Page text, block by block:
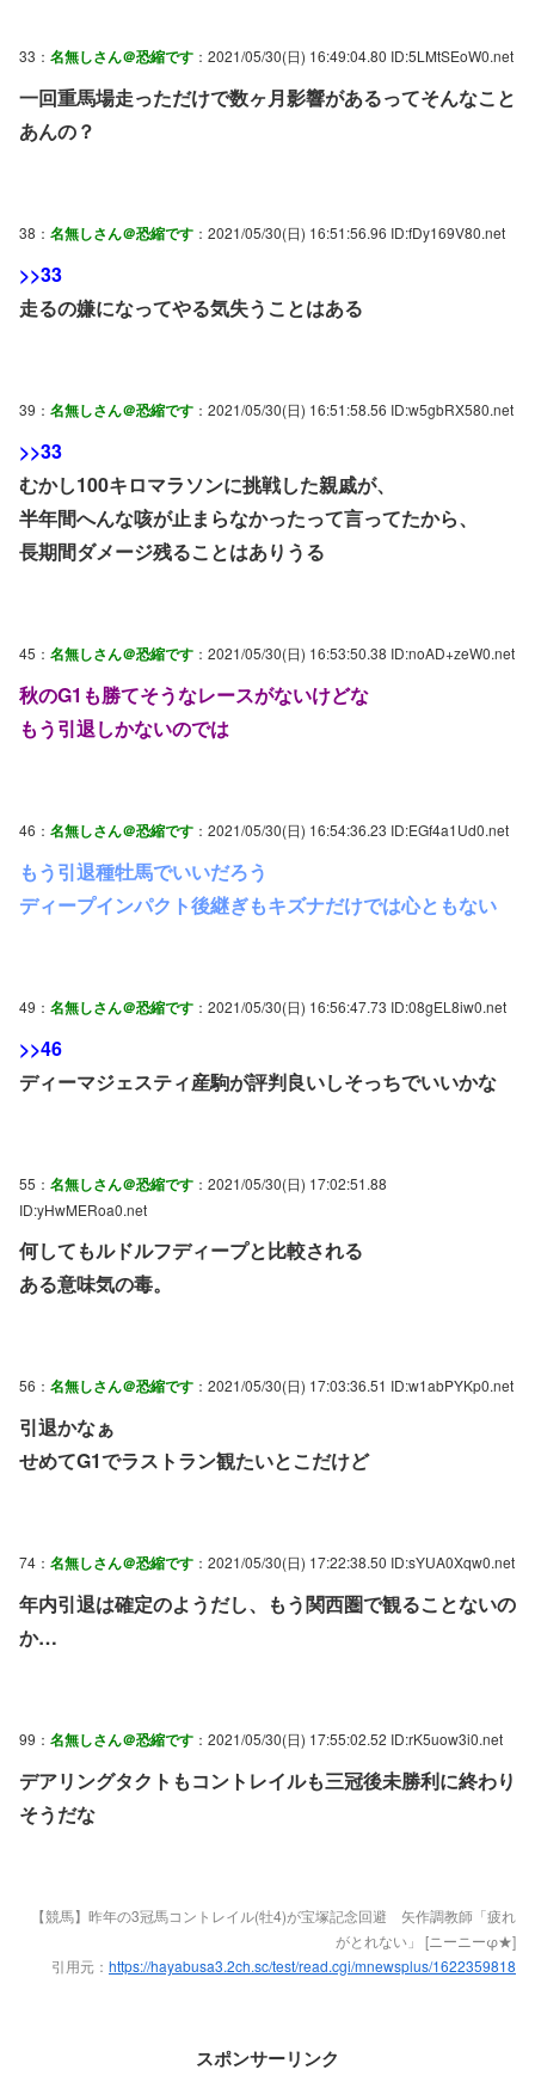
33： 名無しさん＠恐縮です ：2021/05/30(日) 16:49:04.80 ID:5LMtSEoW0.net
一回重馬場走っただけで数ヶ月影響があるってそんなこと
あんの？
38： 名無しさん＠恐縮です ：2021/05/30(日) 16:51:56.96 ID:fDy169V80.net
>>33
走るの嫌になってやる気失うことはある
39： 名無しさん＠恐縮です ：2021/05/30(日) 16:51:58.56 ID:w5gbRX580.net
>>33
むかし100キロマラソンに挑戦した親戚が、
半年間へんな咳が止まらなかったって言ってたから、
長期間ダメージ残ることはありうる
45： 名無しさん＠恐縮です ：2021/05/30(日) 16:53:50.38 ID:noAD+zeW0.net
秋のG1も勝てそうなレースがないけどな
もう引退しかないのでは
46： 名無しさん＠恐縮です ：2021/05/30(日) 16:54:36.23 ID:EGf4a1Ud0.net
もう引退種牡馬でいいだろう
ディープインパクト後継ぎもキズナだけでは心ともない
49： 名無しさん＠恐縮です ：2021/05/30(日) 16:56:47.73 ID:08gEL8iw0.net
>>46
ディーマジェスティ産駒が評判良いしそっちでいいかな
55： 名無しさん＠恐縮です ：2021/05/30(日) 17:02:51.88
ID:yHwMERoa0.net
何してもルドルフディープと比較される
ある意味気の毒。
56： 名無しさん＠恐縮です ：2021/05/30(日) 17:03:36.51 ID:w1abPYKp0.net
引退かなぁ
せめてG1でラストラン観たいとこだけど
74： 名無しさん＠恐縮です ：2021/05/30(日) 17:22:38.50 ID:sYUA0Xqw0.net
年内引退は確定のようだし、もう関西圏で観ることないの
か…
99： 名無しさん＠恐縮です ：2021/05/30(日) 17:55:02.52 ID:rK5uow3i0.net
デアリングタクトもコントレイルも三冠後未勝利に終わり
そうだな
【競馬】昨年の3冠馬コントレイル(牡4)が宝塚記念回避 矢作調教師「疲れ
がとれない」 [ニーニーφ★]
引用元： https://hayabusa3.2ch.sc/test/read.cgi/mnewsplus/1622359818
スポンサーリンク